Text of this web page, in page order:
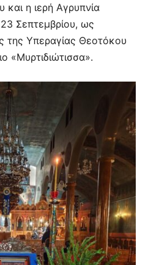
η ιερή Αγρυπνία
Σεπτεμβρίου, ως
της Υπεραγίας Θεοτόκου
«Μυρτιδιώτισσα».